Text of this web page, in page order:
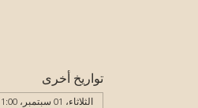
تواريخ أخرى
الثلاثاء، 01 سبتمبر، 1:00 م